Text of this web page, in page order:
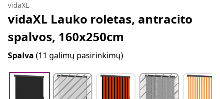
vidaXL
vidaXL Lauko roletas, antracito
spalvos, 160x250cm
Spalva (11 galimų pasirinkimų)